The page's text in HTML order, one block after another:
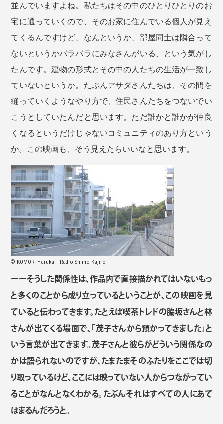
並んでいますよね。私たちはその中のひとりひとりのお
宅に通っていくので、そのお家に住んでいる個人が見え
てくるんですけど、なんというか、部屋同士は隣合って
ないというかバラバラにみなさんがいる、という気がし
たんです。建物の形式とその中の人たちの生活が一致し
ていないというか。たぶんアサダさんたちは、その間を
縫っていくようなやり方で、住民さんたちをつないでい
こうとしていたんだと思います。ただ誰かと誰かが仲良
くなるというだけじゃないコミュニティのあり方という
か。この映画も、そう見えたらいいなと思います。
© KOMORI Haruka + Radio Shimo-Kajiro
ーーそうした関係性は、作品内で直接描かれてはいないもっ
と多くのことから成り立っているということが、この映画を見
ていると伝わってきます。たとえば喫茶トレドの脇坂さんと林
さんが出てくる場面で、「茂子さんから預かってきました」と
いう言葉が出てきます。茂子さんと彼らがどういう関係なの
かは語られないのですが、たまたまそのふたりをここでは切
り取っているけど、ここには映っていない人からつながってい
ることがなんとなくわかる。たぶんそれはすべての人にあて
はまるんだろうと。